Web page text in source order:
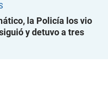
la Policía los vio
y detuvo a tres